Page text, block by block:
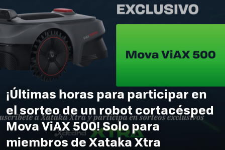
¡Últimas horas para participar en
el sorteo de un robot cortacésped
Mova ViAX 500! Solo para
miembros de Xataka Xtra